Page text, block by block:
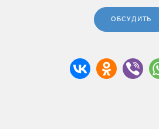
ОБСУДИТЬ